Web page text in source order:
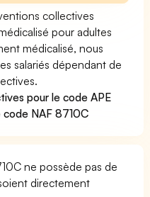
collectives
pour adultes
médicalisé, nous
salariés dépendant de
pour le code APE
code NAF 8710C
ne possède pas de
directement